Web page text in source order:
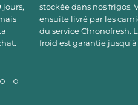
jours,
stockée dans nos frigos.
ensuite livré par les
du service Chronofresh.
froid est garantie